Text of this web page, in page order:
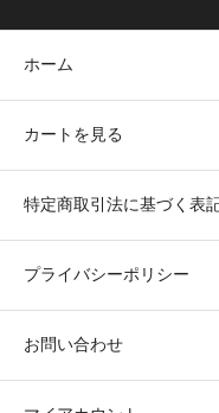
ホーム
カートを見る
特定商取引法に基づく表
プライバシーポリシー
お問い合わせ